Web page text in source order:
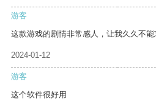
游客
这款游戏的剧情非常感人，让我久久不能
2024-01-12
游客
这个软件很好用